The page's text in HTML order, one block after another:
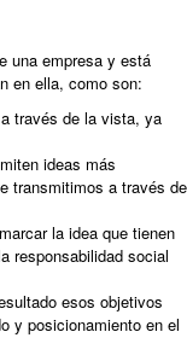
una empresa y está
en ella, como son:
través de la vista, ya
ideas más
transmitimos a través de
la idea que tienen
responsabilidad social
esos objetivos
y posicionamiento en el